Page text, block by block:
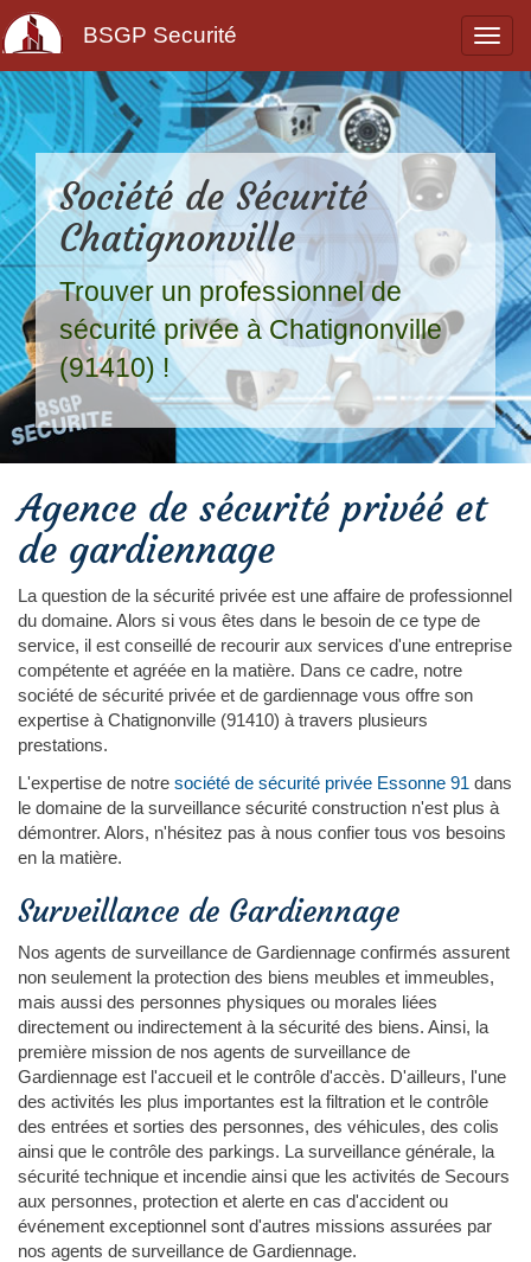
BSGP Securité
Société de Sécurité
Chatignonville
Trouver un professionnel de
sécurité privée à Chatignonville
(91410) !
Agence de sécurité privéé et
de gardiennage
La question de la sécurité privée est une affaire de professionnel
du domaine. Alors si vous êtes dans le besoin de ce type de
service, il est conseillé de recourir aux services d'une entreprise
compétente et agréée en la matière. Dans ce cadre, notre
société de sécurité privée et de gardiennage vous offre son
expertise à Chatignonville (91410) à travers plusieurs
prestations.
L'expertise de notre société de sécurité privée Essonne 91 dans
le domaine de la surveillance sécurité construction n'est plus à
démontrer. Alors, n'hésitez pas à nous confier tous vos besoins
en la matière.
Surveillance de Gardiennage
Nos agents de surveillance de Gardiennage confirmés assurent
non seulement la protection des biens meubles et immeubles,
mais aussi des personnes physiques ou morales liées
directement ou indirectement à la sécurité des biens. Ainsi, la
première mission de nos agents de surveillance de
Gardiennage est l'accueil et le contrôle d'accès. D'ailleurs, l'une
des activités les plus importantes est la filtration et le contrôle
des entrées et sorties des personnes, des véhicules, des colis
ainsi que le contrôle des parkings. La surveillance générale, la
sécurité technique et incendie ainsi que les activités de Secours
aux personnes, protection et alerte en cas d'accident ou
événement exceptionnel sont d'autres missions assurées par
nos agents de surveillance de Gardiennage.